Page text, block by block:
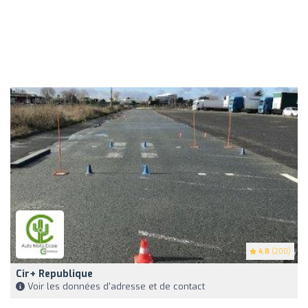
4.8 (200)
Cir+ Republique
Voir les données d'adresse et de contact